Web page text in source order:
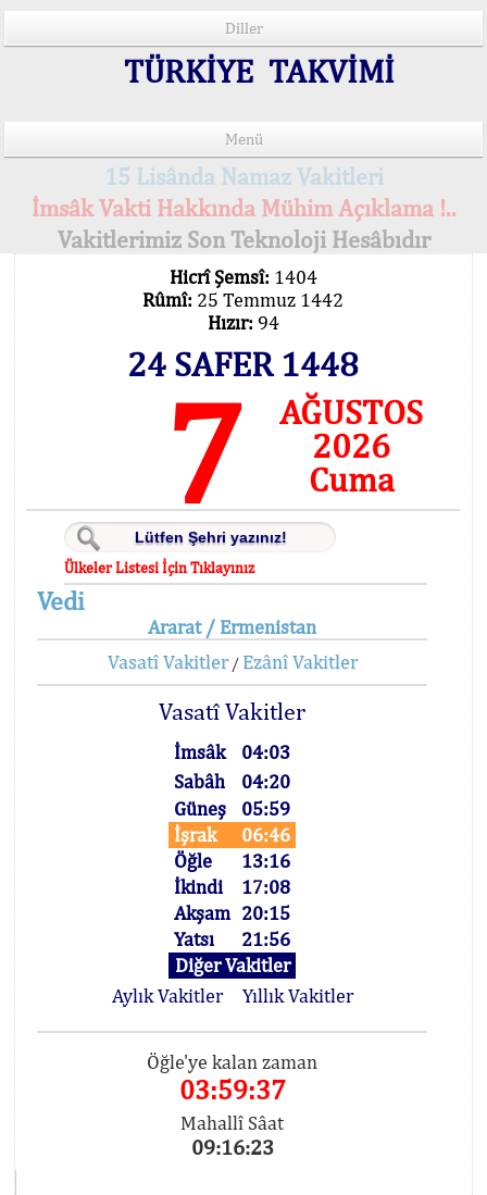
Diller
TÜRKİYE TAKVİMİ
Menü
15 Lisânda Namaz Vakitleri
İmsâk Vakti Hakkında Mühim Açıklama !..
Vakitlerimiz Son Teknoloji Hesâbıdır
Hicrî Şemsî: 1404
Rûmî: 25 Temmuz 1442
Hızır: 94
24 SAFER 1448
7
AĞUSTOS
2026
Cuma
Ülkeler Listesi İçin Tıklayınız
Vedi
Ararat / Ermenistan
Vasatî Vakitler/ Ezânî Vakitler
Vasatî Vakitler
İmsâk
04:03
Sabâh
04:20
Güneş
05:59
İşrak
06:46
Öğle
13:16
İkindi
17:08
Akşam 20:15
Yatsı
21:56
Diğer Vakitler
Aylık Vakitler
Yıllık Vakitler
Öğle'ye kalan zaman
03:59:37
Mahallî Sâat
09:16:23